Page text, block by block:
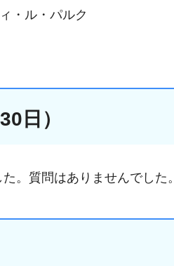
・ル・パルク
日）
。質問はありませんでした。